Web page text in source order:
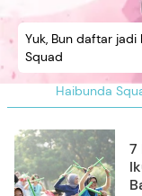
Haibunda
Yuk, Bun daftar
Squad
7